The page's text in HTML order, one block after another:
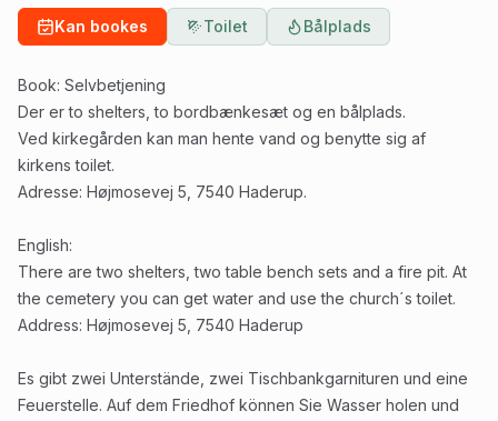
Kan bookes Toilet Bålplads
Book: Selvbetjening
Der er to shelters, to bordbænkesæt og en bålplads.
Ved kirkegården kan man hente vand og benytte sig af
kirkens toilet.
Adresse: Højmosevej 5, 7540 Haderup.
English:
There are two shelters, two table bench sets and a fire pit. At
the cemetery you can get water and use the church´s toilet.
Address: Højmosevej 5, 7540 Haderup
Es gibt zwei Unterstände, zwei Tischbankgarnituren und eine
Feuerstelle. Auf dem Friedhof können Sie Wasser holen und